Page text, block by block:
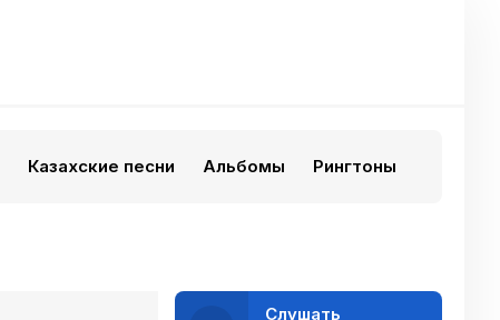
Казахские песни Альбомы Рингтоны
Слушать